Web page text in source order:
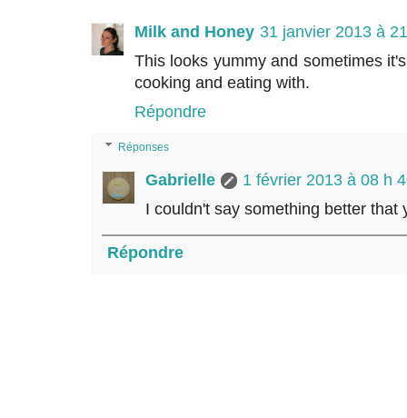
Milk and Honey 31 janvier 2013 à
This looks yummy and sometimes
cooking and eating with.
Répondre
Réponses
Gabrielle
1 février 2013 à 08 h
I couldn't say something better that
Répondre